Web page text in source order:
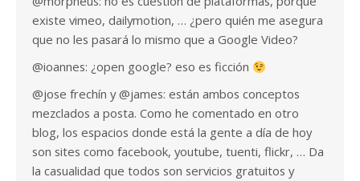
existe vimeo, dailymotion, … ¿pero quién me asegura
que no les pasará lo mismo que a Google Video?
@ioannes: ¿open google? eso es ficción
@jose frechín y @james: están ambos conceptos
mezclados a posta. Como he comentado en otro
blog, los espacios donde está la gente a día de hoy
son sites como facebook, youtube, tuenti, flickr, … Da
la casualidad que todos son servicios gratuitos y